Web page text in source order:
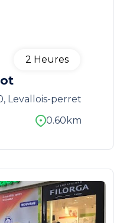
2 Heures
Levallois-perret
0.60km